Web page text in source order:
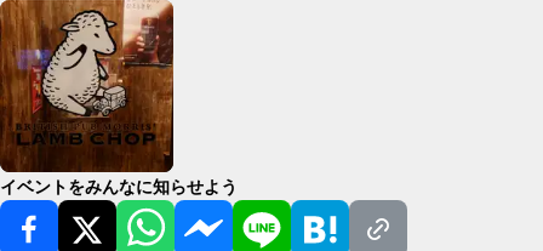
イベントをみんなに知らせよう